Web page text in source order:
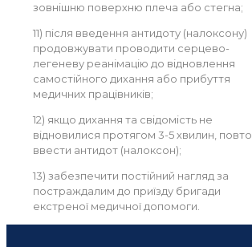
зовнішню поверхню плеча або стегна;
11) після введення антидоту (налоксону)
продовжувати проводити серцево-
легеневу реанімацію до відновлення
самостійного дихання або прибуття
медичних працівників;
12) якщо дихання та свідомість не
відновилися протягом 3-5 хвилин,
ввести антидот (налоксон);
13) забезпечити постійний нагляд за
постраждалим до приїзду бригади
екстреної медичної допомоги.